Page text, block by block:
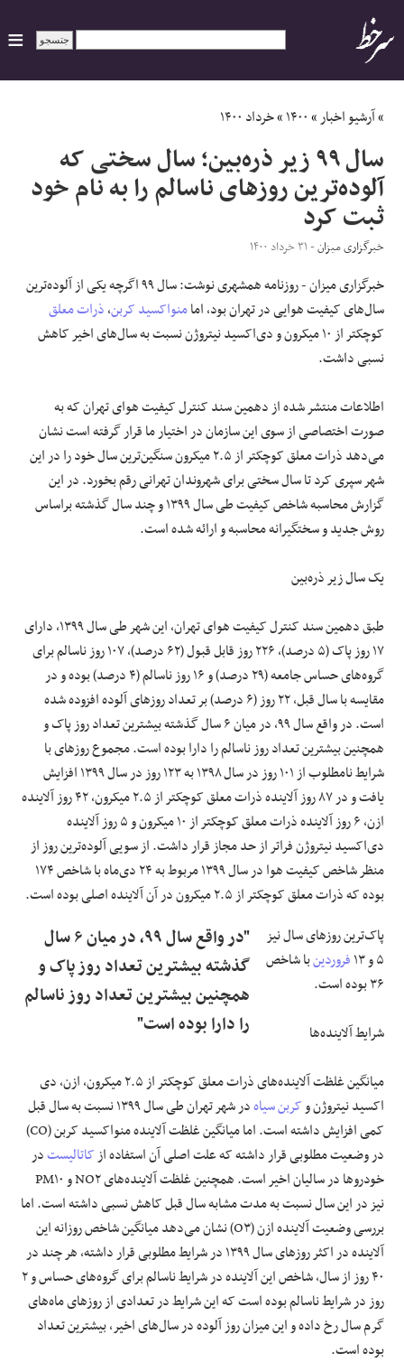
ایران
سیاسی
اقتصاد
ورزشی
جهان
اجتماعی
حوادث
علوم و فن آوری
فرهنگی و هنری
مقالات
»آرشیو اخبار»۱۴۰۰»خرداد ۱۴۰۰
سال ۹۹ زیر ذره‌بین؛ سال سختی که
آلوده‌ترین روزهای ناسالم را به نام خود
ثبت کرد
خبرگزاری میزان- ۳۱ خرداد ۱۴۰۰
خبرگزاری میزان - روزنامه همشهری نوشت: سال ۹۹ اگرچه یکی از آلوده‌ترین
سال‌های کیفیت هوایی در تهران بود، امامنواکسید کربن،ذرات معلق
کوچکتر از ۱۰ میکرون و دی‌اکسید نیتروژن نسبت به سال‌های اخیر کاهش
نسبی داشت.
اطلاعات منتشر شده از دهمین سند کنترل کیفیت هوای تهران که به
صورت اختصاصی از سوی این سازمان در اختیار ما قرار گرفته است نشان
می‌دهد ذرات معلق کوچکتر از ۲.۵ میکرون سنگین‌ترین سال خود را در این
شهر سپری کرد تا سال سختی برای شهروندان تهرانی رقم بخورد. در این
گزارش محاسبه شاخص کیفیت طی سال ۱۳۹۹ و چند سال گذشته براساس
روش جدید و سختگیرانه محاسبه و ارائه شده است.
یک سال زیر ذره‌بین
طبق دهمین سند کنترل کیفیت هوای تهران، این شهر طی سال ۱۳۹۹، دارای
۱۷ روز پاک (۵ درصد)، ۲۲۶ روز قابل قبول (۶۲ درصد)، ۱۰۷ روز ناسالم برای
گروه‌های حساس جامعه (۲۹ درصد) و ۱۶ روز ناسالم (۴ درصد) بوده و در
مقایسه با سال قبل، ۲۲ روز (۶ درصد) بر تعداد روز‌های آلوده افزوده شده
است. در واقع سال ۹۹، در میان ۶ سال گذشته بیشترین تعداد روز پاک و
همچنین بیشترین تعداد روز ناسالم را دارا بوده است. مجموع روز‌های با
شرایط نامطلوب از ۱۰۱ روز در سال ۱۳۹۸ به ۱۲۳ روز در سال ۱۳۹۹ افزایش
یافت و در ۸۷ روز آلاینده ذرات معلق کوچکتر از ۲.۵ میکرون، ۴۲ روز آلاینده
ازن، ۶ روز آلاینده ذرات معلق کوچکتر از ۱۰ میکرون و ۵ روز آلاینده
دی‌اکسید نیتروژن فراتر از حد مجاز قرار داشت. از سویی آلوده‌ترین روز از
منظر شاخص کیفیت هوا در سال ۱۳۹۹ مربوط به ۲۴ دی‌ماه با شاخص ۱۷۴
بوده که ذرات معلق کوچکتر از ۲.۵ میکرون در آن آلاینده اصلی بوده است.
"در واقع سال ۹۹، در میان ۶ سال
گذشته بیشترین تعداد روز پاک و
همچنین بیشترین تعداد روز ناسالم
را دارا بوده است"
پاک‌ترین روز‌های سال نیز
۵ و ۱۳
فروردینبا شاخص
۳۶ بوده است.
شرایط آلاینده‌ها
میانگین غلظت آلاینده‌های ذرات معلق کوچکتر از ۲.۵ میکرون، ازن، دی
اکسید نیتروژن وکربن سیاه
در شهر تهران طی سال ۱۳۹۹ نسبت به سال قبل
کمی افزایش داشته است. اما میانگین غلظت آلاینده منواکسید کربن (CO)
در وضعیت مطلوبی قرار داشته که علت اصلی آن استفاده ازکاتالیستدر
خودرو‌ها در سالیان اخیر است. همچنین غلظت آلاینده‌های NO۲ و PM۱۰
نیز در این سال نسبت به مدت مشابه سال قبل کاهش نسبی داشته است. اما
بررسی وضعیت آلاینده ازن (O۳) نشان می‌دهد میانگین شاخص روزانه این
آلاینده در اکثر روز‌های سال ۱۳۹۹ در شرایط مطلوبی قرار داشته، هر چند در
۴۰ روز از سال، شاخص این آلاینده در شرایط ناسالم برای گروه‌های حساس و ۲
روز در شرایط ناسالم بوده است که این شرایط در تعدادی از روز‌های ماه‌های
گرم سال رخ داده و این میزان روز آلوده در سال‌های اخیر، بیشترین تعداد
بوده است.